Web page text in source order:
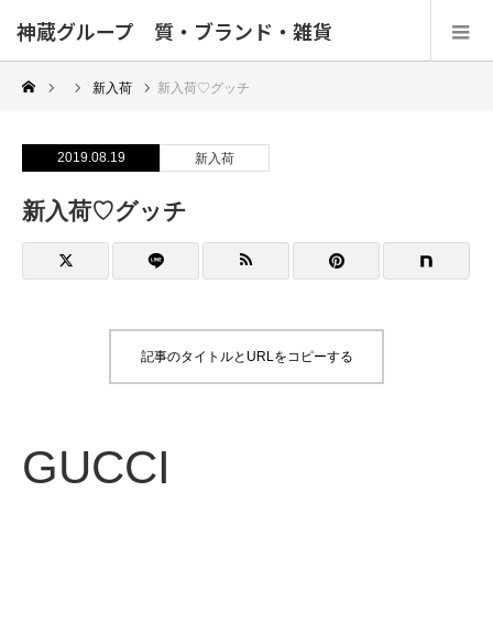
神蔵グループ 質・ブランド・雑貨
新入荷 新入荷♡グッチ
2019.08.19 新入荷
新入荷♡グッチ
記事のタイトルとURLをコピーする
GUCCI